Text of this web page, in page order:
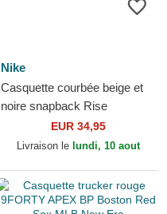
Nike
Casquette courbée beige et
noire snapback Rise
Structured Boston Red Sox
MLB Nike
EUR 34,95
Livraison le lundi, 10 aout